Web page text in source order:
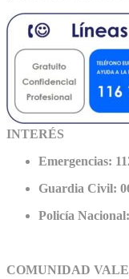
INTERÉS
Emergencias:
Guardia Civil:
Policía
COMUNIDAD